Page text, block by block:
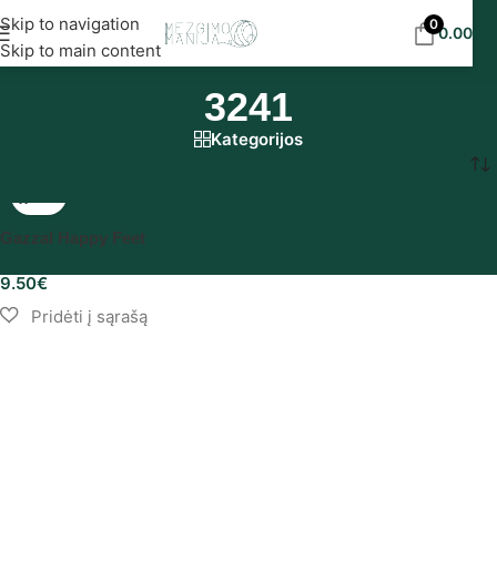
Skip to navigation
Skip to main content
eur!
00.00€
3241
Kategorijos
Gazzal Happy Feet
9.50€